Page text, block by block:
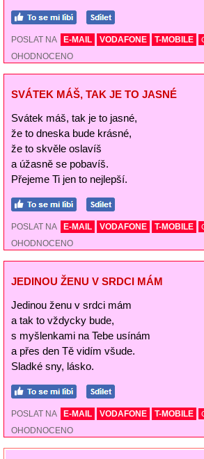
POSLAT NA E-MAIL VODAFONE T-MOBILE
OHODNOCENO
SVÁTEK MÁŠ, TAK JE TO JASNÉ
Svátek máš, tak je to jasné,
že to dneska bude krásné,
že to skvěle oslavíš
a úžasně se pobavíš.
Přejeme Ti jen to nejlepší.
POSLAT NA E-MAIL VODAFONE T-MOBILE
OHODNOCENO
JEDINOU ŽENU V SRDCI MÁM
Jedinou ženu v srdci mám
a tak to vždycky bude,
s myšlenkami na Tebe usínám
a přes den Tě vidím všude.
Sladké sny, lásko.
POSLAT NA E-MAIL VODAFONE T-MOBILE
OHODNOCENO